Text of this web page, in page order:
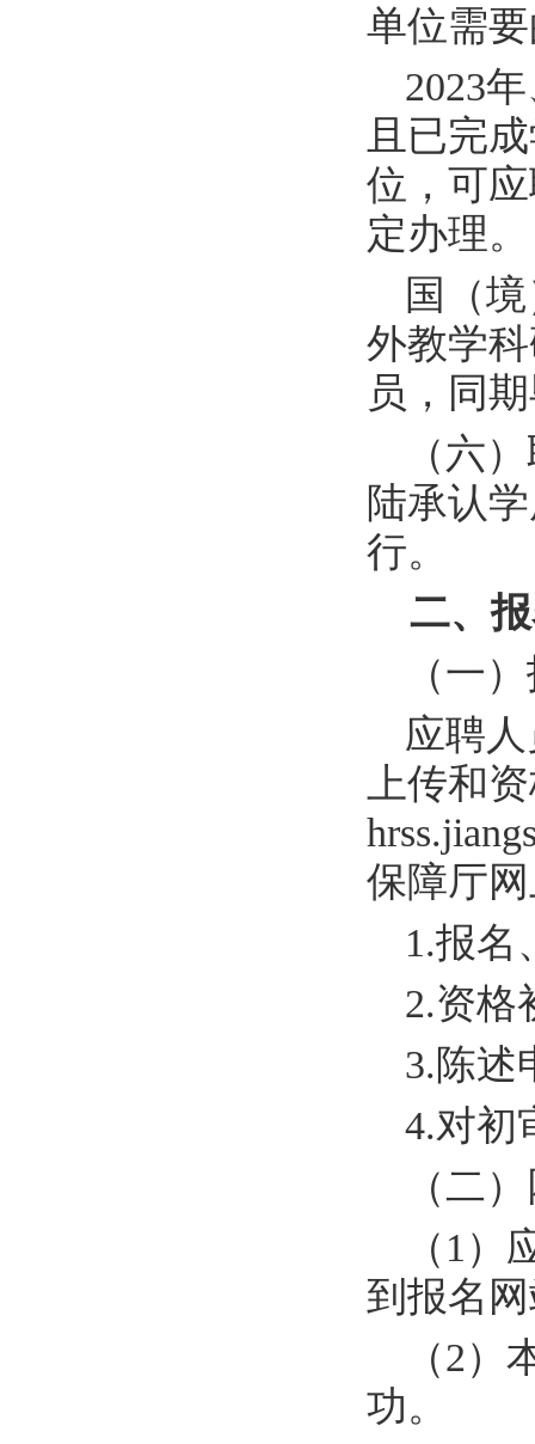
单位需
2023
且已完
位，可
定办理。
国（
外教学
员，同
（六
陆承认
行。
二、报
（一
应聘
上传和
保障厅
1.报名
2.资格
3.陈述
4.对初
（二
（ 1 ）
到报名
（2）
功。